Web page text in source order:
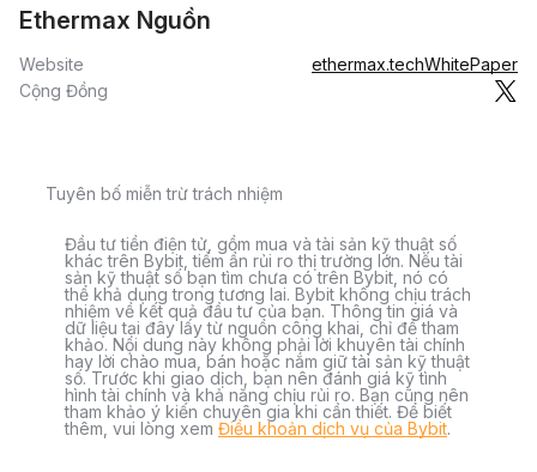
Ethermax Nguồn
Website ethermax.techWhitePaper
Cộng Đồng
Tuyên bố miễn trừ trách nhiệm
Đầu tư tiền điện tử, gồm mua và tài sản kỹ thuật số
khác trên Bybit, tiềm ẩn rủi ro thị trường lớn. Nếu tài
sản kỹ thuật số bạn tìm chưa có trên Bybit, nó có
thể khả dụng trong tương lai. Bybit không chịu trách
nhiệm về kết quả đầu tư của bạn. Thông tin giá và
dữ liệu tại đây lấy từ nguồn công khai, chỉ để tham
khảo. Nội dung này không phải lời khuyên tài chính
hay lời chào mua, bán hoặc nắm giữ tài sản kỹ thuật
số. Trước khi giao dịch, bạn nên đánh giá kỹ tình
hình tài chính và khả năng chịu rủi ro. Bạn cũng nên
tham khảo ý kiến chuyên gia khi cần thiết. Để biết
thêm, vui lòng xem Điều khoản dịch vụ của Bybit.